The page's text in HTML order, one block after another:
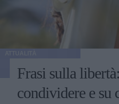
Frasi sulla
condividere e su